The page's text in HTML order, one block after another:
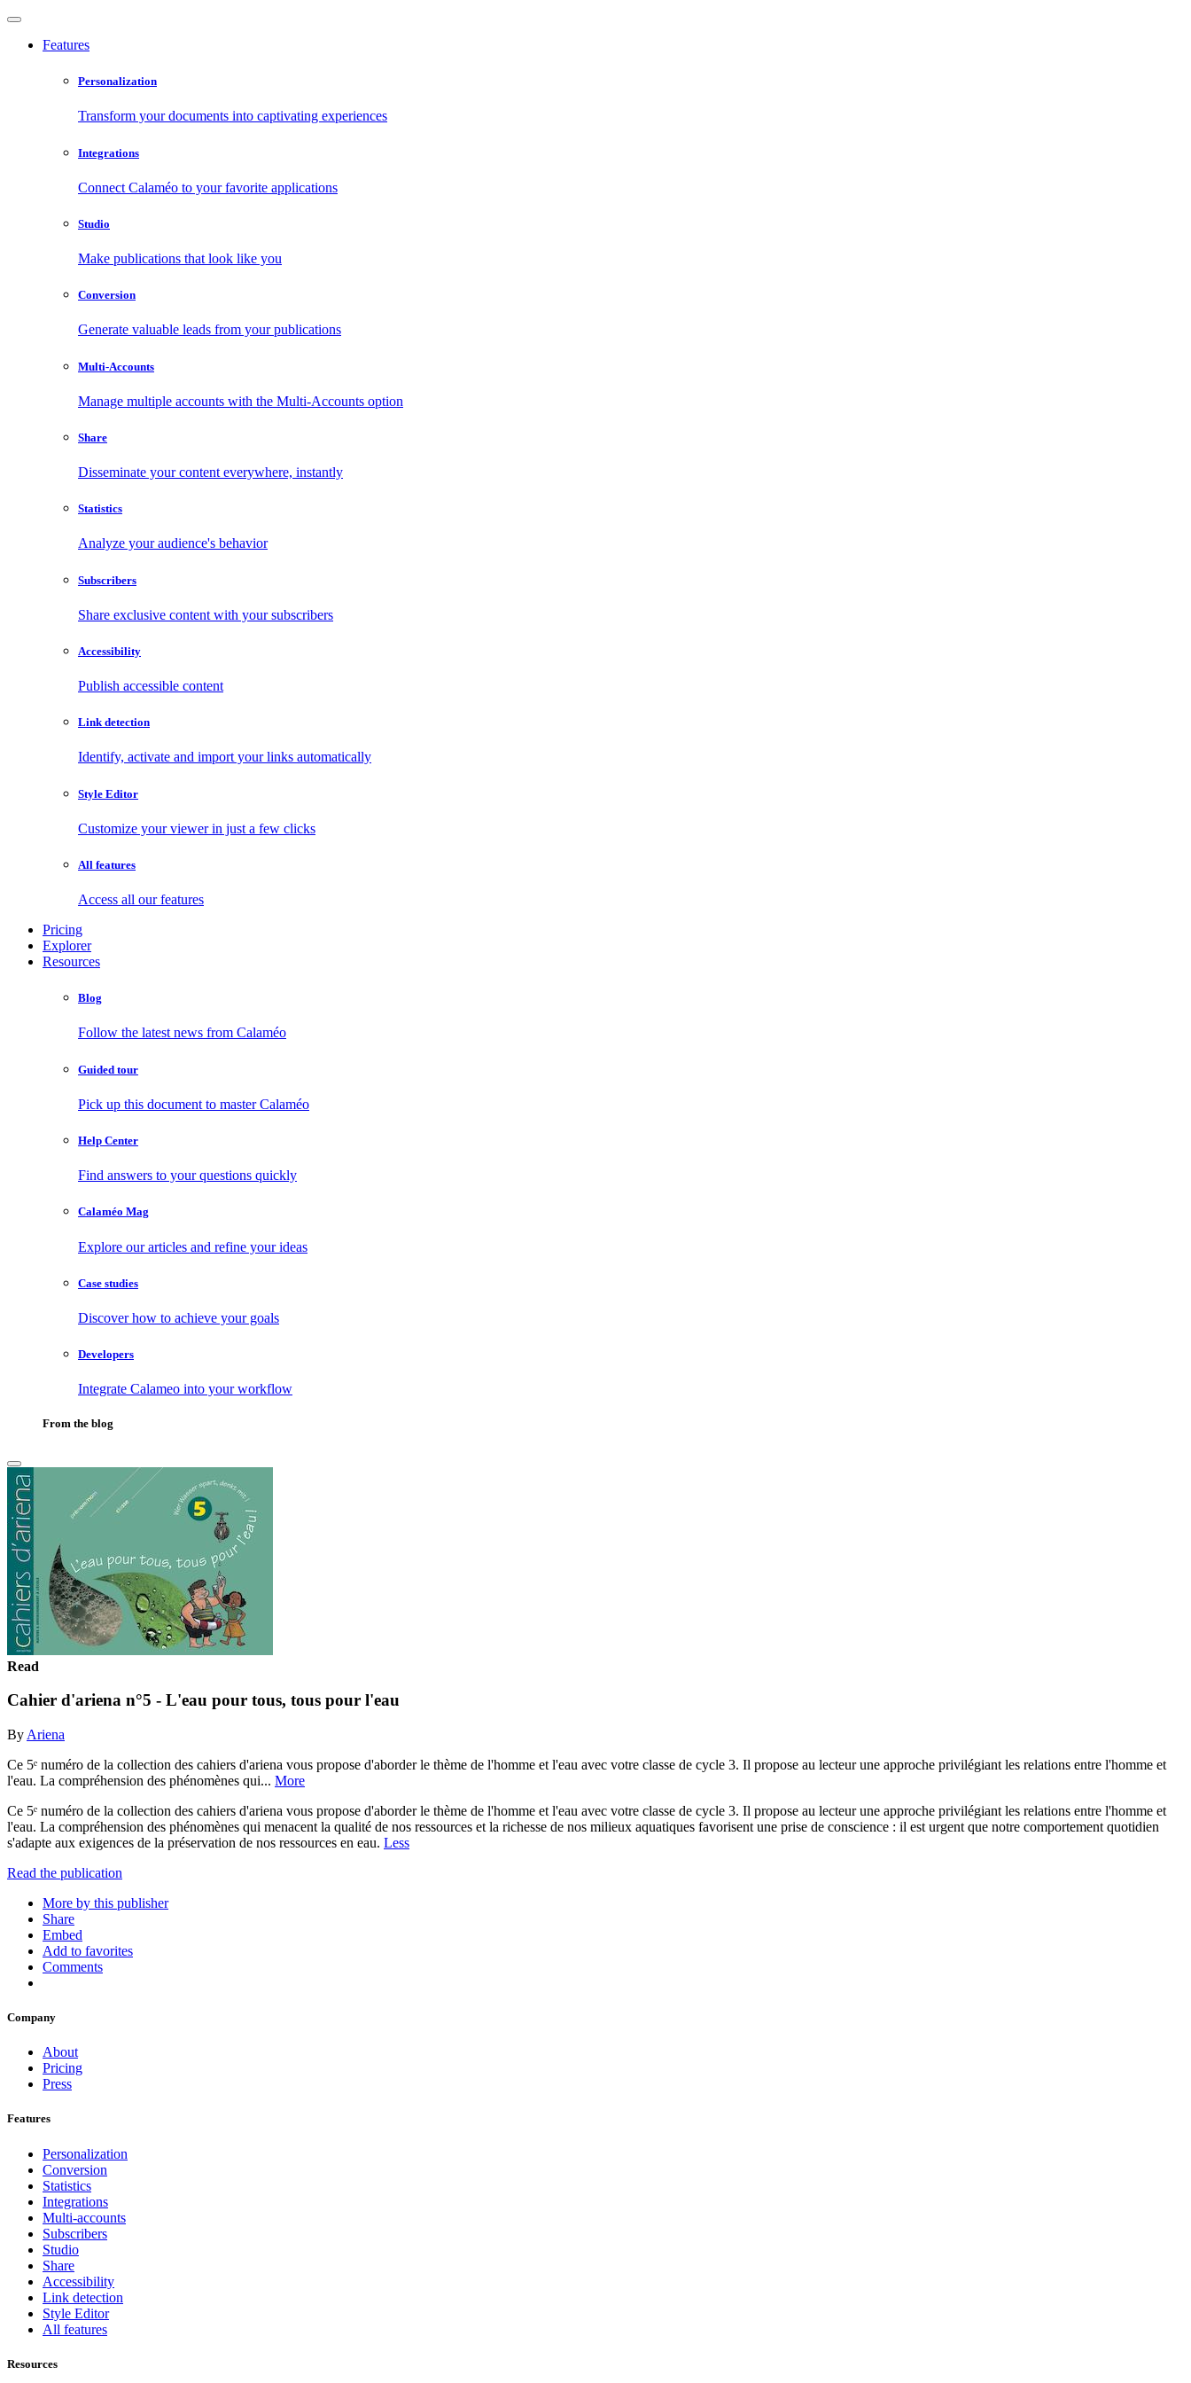
Features
Personalization
Transform your documents into captivating experiences
Integrations
Connect Calaméo to your favorite applications
Studio
Make publications that look like you
Conversion
Generate valuable leads from your publications
Multi-Accounts
Manage multiple accounts with the Multi-Accounts option
Share
Disseminate your content everywhere, instantly
Statistics
Analyze your audience's behavior
Subscribers
Share exclusive content with your subscribers
Accessibility
Publish accessible content
Link detection
Identify, activate and import your links automatically
Style Editor
Customize your viewer in just a few clicks
All features
Access all our features
Pricing
Explorer
Resources
Blog
Follow the latest news from Calaméo
Guided tour
Pick up this document to master Calaméo
Help Center
Find answers to your questions quickly
Calaméo Mag
Explore our articles and refine your ideas
Case studies
Discover how to achieve your goals
Developers
Integrate Calameo into your workflow
From the blog
Read
Cahier d'ariena n°5 - L'eau pour tous, tous pour l'eau
By Ariena
Ce 5ᵉ numéro de la collection des cahiers d'ariena vous propose d'aborder le thème de l'homme et l'eau avec votre classe de cycle 3. Il propose au lecteur une approche privilégiant les relations entre l'homme et
l'eau. La compréhension des phénomènes qui... More
Ce 5ᵉ numéro de la collection des cahiers d'ariena vous propose d'aborder le thème de l'homme et l'eau avec votre classe de cycle 3. Il propose au lecteur une approche privilégiant les relations entre l'homme et
l'eau. La compréhension des phénomènes qui menacent la qualité de nos ressources et la richesse de nos milieux aquatiques favorisent une prise de conscience : il est urgent que notre comportement quotidien
s'adapte aux exigences de la préservation de nos ressources en eau. Less
Read the publication
More by this publisher
Share
Embed
Add to favorites
Comments
Company
About
Pricing
Press
Features
Personalization
Conversion
Statistics
Integrations
Multi-accounts
Subscribers
Studio
Share
Accessibility
Link detection
Style Editor
All features
Resources